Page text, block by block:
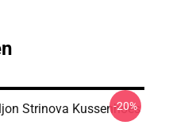
Strinova Kussenhoes
-20%